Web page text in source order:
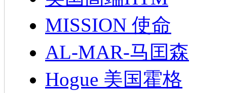
MISSION 使命
AL-MAR-马囯森
Hogue 美国霍格